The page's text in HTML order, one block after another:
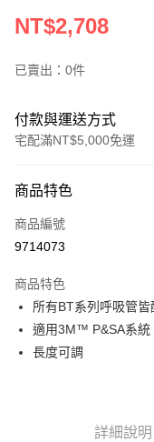
NT$2,708
已賣出：0件
付款與運送方式
宅配滿NT$5,000免運
信用卡一次付款
超商取貨付款
Apple Pay
街口支付
商品特色
商品編號
9714073
商品特色
所有BT系列呼吸管
適用3M™ P&SA系統
長度可調
詳細說明